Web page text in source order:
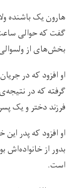
هارون یک باشنده
بخش‌های از
او افزود که در
گرفته که در
فرزند دختر و یک
او افزود که پدر
بدور از خانواده‌اش
است.